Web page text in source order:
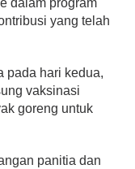
dalam program
yang telah
pada hari kedua,
vaksinasi
goreng untuk
panitia dan